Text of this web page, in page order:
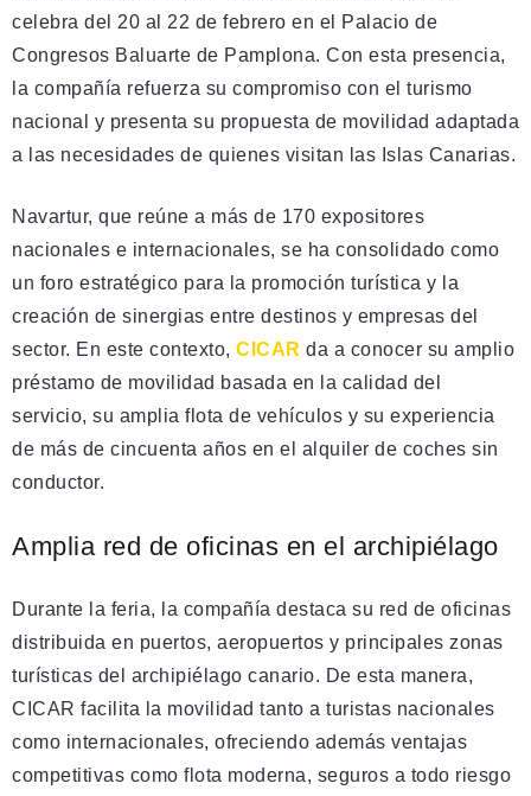
celebra del 20 al 22 de febrero en el Palacio de
Congresos Baluarte de Pamplona. Con esta presencia,
la compañía refuerza su compromiso con el turismo
nacional y presenta su propuesta de movilidad adaptada
a las necesidades de quienes visitan las Islas Canarias.
Navartur, que reúne a más de 170 expositores
nacionales e internacionales, se ha consolidado como
un foro estratégico para la promoción turística y la
creación de sinergias entre destinos y empresas del
sector. En este contexto, CICAR da a conocer su amplio
préstamo de movilidad basada en la calidad del
servicio, su amplia flota de vehículos y su experiencia
de más de cincuenta años en el alquiler de coches sin
conductor.
Amplia red de oficinas en el archipiélago
Durante la feria, la compañía destaca su red de oficinas
distribuida en puertos, aeropuertos y principales zonas
turísticas del archipiélago canario. De esta manera,
CICAR facilita la movilidad tanto a turistas nacionales
como internacionales, ofreciendo además ventajas
competitivas como flota moderna, seguros a todo riesgo